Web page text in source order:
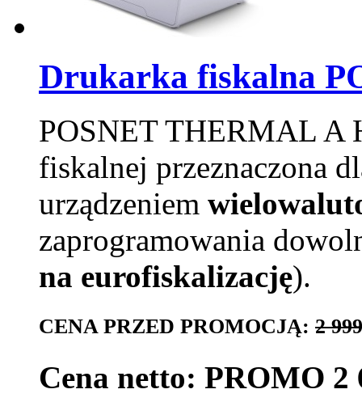
Drukarka fiskalna
POSNET THERMAL A
fiskalnej przeznaczona
urządzeniem
zaprogramowania
na eurofiskalizację).
CENA PRZED PROMOCJĄ: 2
Cena netto: PROMO 2